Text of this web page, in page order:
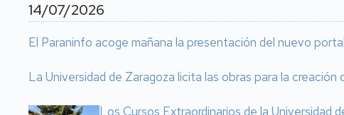
14/07/2026
El Paraninfo acoge mañana la presentación del nuevo
La Universidad de Zaragoza licita las obras para la
Los Cursos Extraordinarios de la Universidad